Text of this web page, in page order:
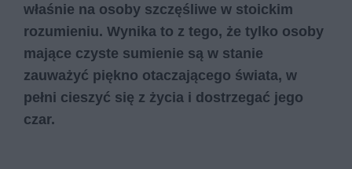
właśnie na osoby szczęśliwe w stoickim
rozumieniu. Wynika to z tego, że tylko osoby
mające czyste sumienie są w stanie
zauważyć piękno otaczającego świata, w
pełni cieszyć się z życia i dostrzegać jego
czar.